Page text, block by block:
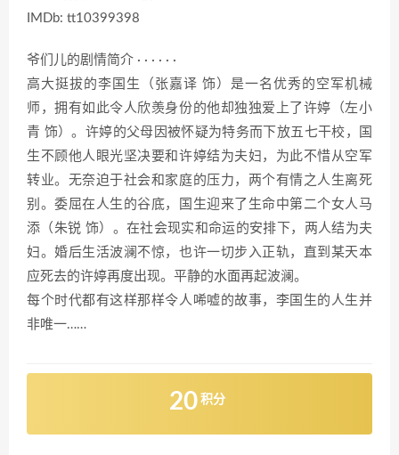
IMDb: tt10399398
爷们儿的剧情简介 · · · · · ·
高大挺拔的李国生（张嘉译 饰）是一名优秀的空军机械
师，拥有如此令人欣羡身份的他却独独爱上了许婷（左小
青 饰）。许婷的父母因被怀疑为特务而下放五七干校，国
生不顾他人眼光坚决要和许婷结为夫妇，为此不惜从空军
转业。无奈迫于社会和家庭的压力，两个有情之人生离死
别。委屈在人生的谷底，国生迎来了生命中第二个女人马
添（朱锐 饰）。在社会现实和命运的安排下，两人结为夫
妇。婚后生活波澜不惊，也许一切步入正轨，直到某天本
应死去的许婷再度出现。平静的水面再起波澜。
每个时代都有这样那样令人唏嘘的故事，李国生的人生并
非唯一……
20 积分